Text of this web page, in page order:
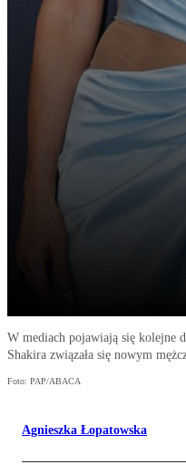
W mediach pojawiają się kolejne
Shakira związała się nowym
Foto: PAP/ABACA
Agnieszka Łopatowska